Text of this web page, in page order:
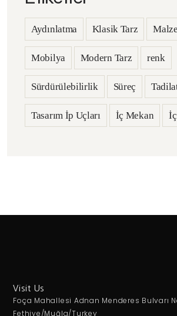
Aydınlatma Klasik Tarz
Mobilya Modern Tarz renk
Sürdürülebilirlik Süreç
Tasarım İp Uçları İç Mekan
Visit Us
Foça Mahallesi Adnan Menderes Bulvarı
Fethiye/Muğla/Turkey